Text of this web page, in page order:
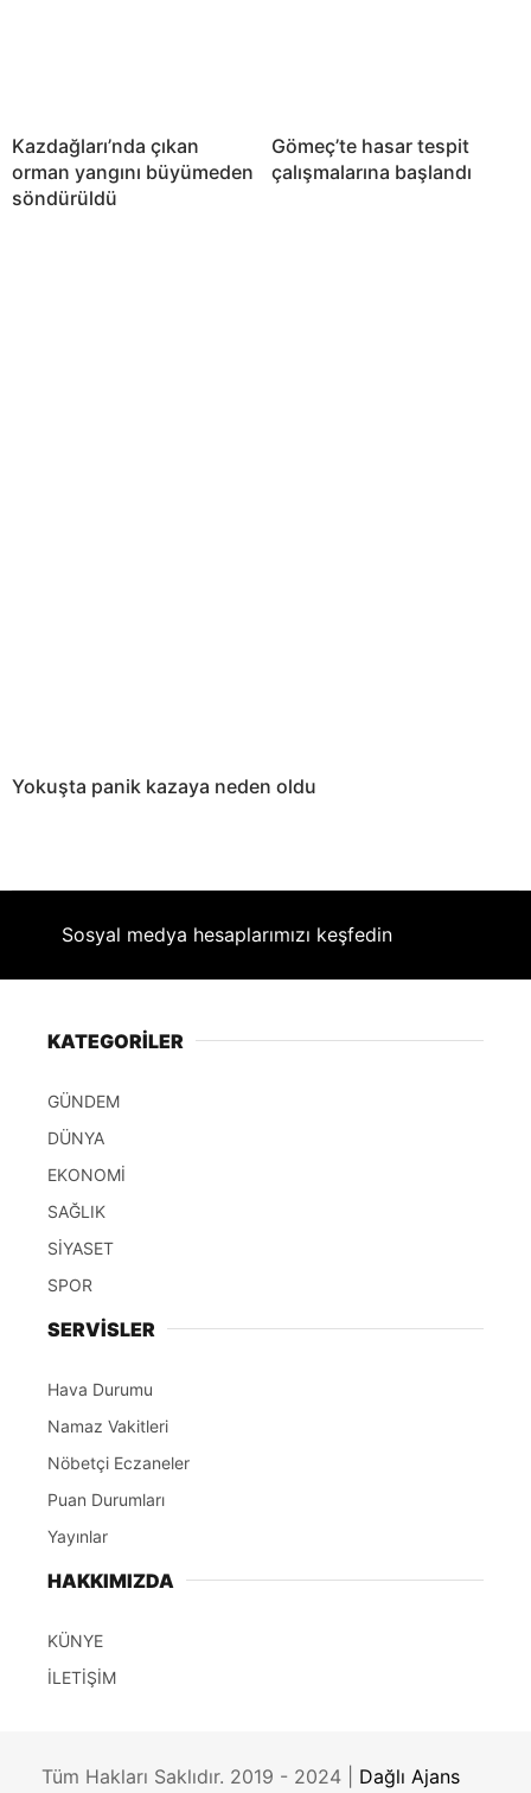
Kazdağları’nda çıkan
orman yangını büyümeden
söndürüldü
Gömeç’te hasar tespit
çalışmalarına başlandı
Yokuşta panik kazaya neden oldu
Sosyal medya hesaplarımızı keşfedin
KATEGORİLER
GÜNDEM
DÜNYA
EKONOMİ
SAĞLIK
SİYASET
SPOR
SERVİSLER
Hava Durumu
Namaz Vakitleri
Nöbetçi Eczaneler
Puan Durumları
Yayınlar
HAKKIMIZDA
KÜNYE
İLETİŞİM
Tüm Hakları Saklıdır. 2019 - 2024 | Dağlı Ajans